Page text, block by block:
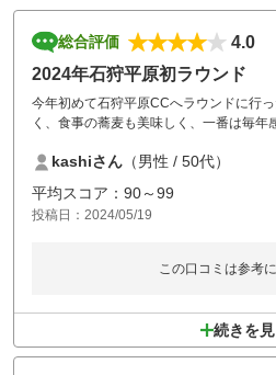
総合評価
4.0
2024年石狩平原初ラウンド
今年初めて石狩平原CCへラウンドに行
く、食事の蕎麦も美味しく、一番は毎年
kashiさん （男性 / 50代）
平均スコア：90～99
投稿日：2024/05/19
この口コミは参考
続きを